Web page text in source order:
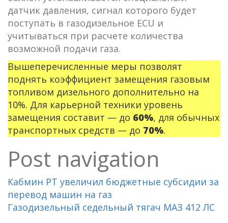
датчик давления, сигнал которого будет
поступать в газодизельное ECU и
учитываться при расчете количества
возможной подачи газа.
Вышеперечисленные меры позволят
поднять коэффициент замещения газовым
топливом дизельного дополнительно на
10%. Для карьерной техники уровень
замещения составит — до 60%, для обычных
транспортных средств — до 70%.
Post navigation
Кабмин РТ увеличил бюджетные субсидии за
перевод машин на газ
Газодизельный седельный тягач МАЗ 412 ЛС